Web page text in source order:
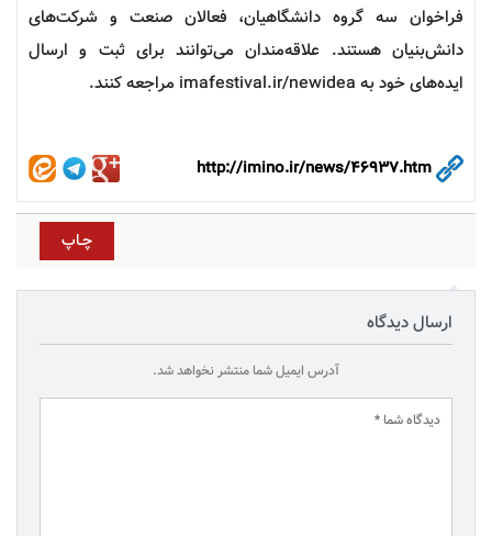
فراخوان سه گروه دانشگاهیان، فعالان صنعت و شرکت‌های
دانش‌بنیان هستند. علاقه‌مندان می‌توانند برای ثبت و ارسال
ایده‌های خود به imafestival.ir/newidea مراجعه کنند.
ارسال دیدگاه
آدرس ایمیل شما منتشر نخواهد شد.